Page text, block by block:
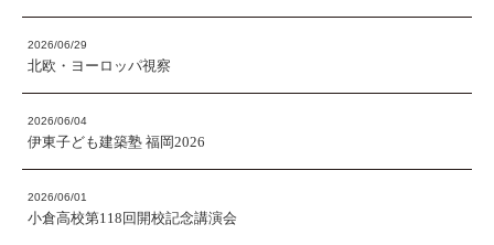
2026/06/29
北欧・ヨーロッパ視察
2026/06/04
伊東子ども建築塾 福岡2026
2026/06/01
小倉高校第118回開校記念講演会